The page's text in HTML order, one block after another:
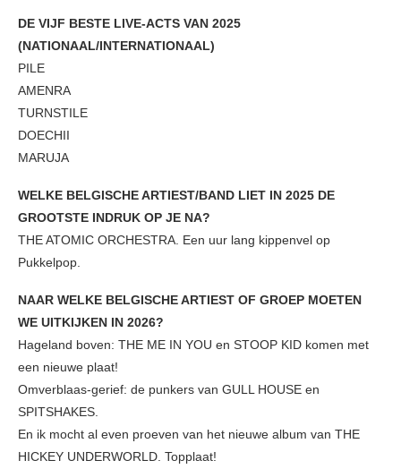
DE VIJF BESTE LIVE-ACTS VAN 2025
(NATIONAAL/INTERNATIONAAL)
PILE
AMENRA
TURNSTILE
DOECHII
MARUJA
WELKE BELGISCHE ARTIEST/BAND LIET IN 2025 DE
GROOTSTE INDRUK OP JE NA?
THE ATOMIC ORCHESTRA. Een uur lang kippenvel op
Pukkelpop.
NAAR WELKE BELGISCHE ARTIEST OF GROEP MOETEN
WE UITKIJKEN IN 2026?
Hageland boven: THE ME IN YOU en STOOP KID komen met
een nieuwe plaat!
Omverblaas-gerief: de punkers van GULL HOUSE en
SPITSHAKES.
En ik mocht al even proeven van het nieuwe album van THE
HICKEY UNDERWORLD. Topplaat!